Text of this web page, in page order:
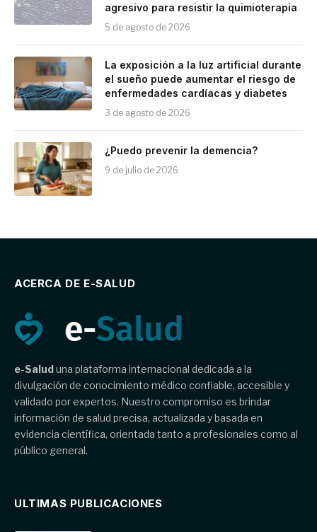
agresivo para resistir la quimioterapia
5 de agosto de 2026
La exposición a la luz artificial durante
el sueño puede aumentar el riesgo de
enfermedades cardíacas y diabetes
3 de agosto de 2026
¿Puedo prevenir la demencia?
9 de julio de 2026
ACERCA DE E-SALUD
e-Saluduna plataforma internacional dedicada a la
divulgación de conocimiento médico confiable, accesible y
validado por expertos. Nuestro compromiso es brindar
información de salud precisa, actualizada y basada en
evidencia científica, orientada tanto a profesionales como al
público general.
ULTIMAS PUBLICACIONES